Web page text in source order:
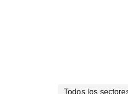
Todos los